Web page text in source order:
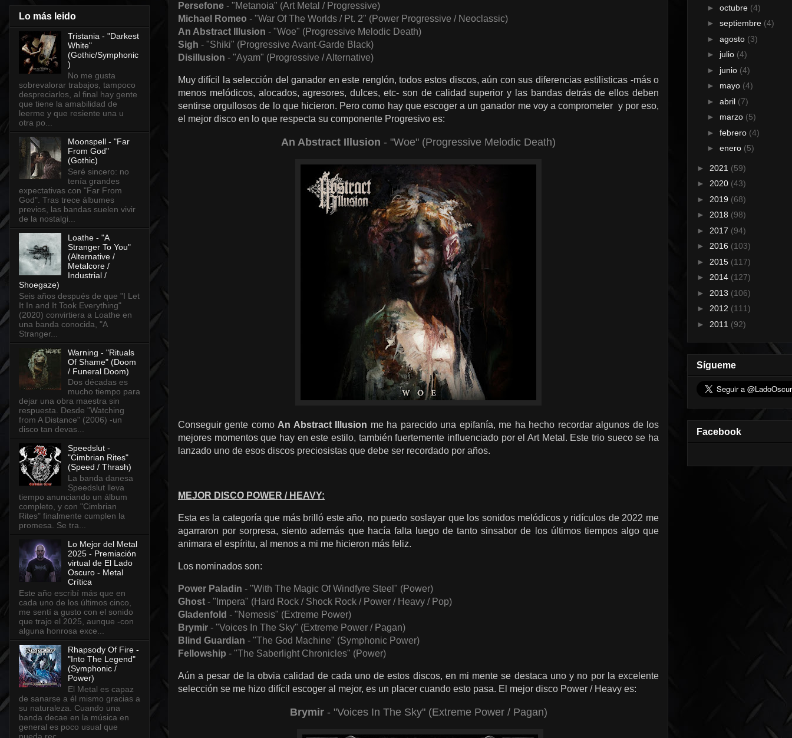
Persefone - "Metanoia" (Art Metal / Progressive)
Michael Romeo - "War Of The Worlds / Pt. 2" (Power Progressive / Neoclassic)
An Abstract Illusion - "Woe" (Progressive Melodic Death)
Sigh - "Shiki" (Progressive Avant-Garde Black)
Disillusion - "Ayam" (Progressive / Alternative)
Muy difícil la selección del ganador en este renglón, todos estos discos, aún con sus diferencias estilisticas -más o
menos melódicos, alocados, agresores, dulces, etc- son de calidad superior y las bandas detrás de ellos deben
sentirse orgullosos de lo que hicieron. Pero como hay que escoger a un ganador me voy a comprometer y por eso,
el mejor disco en lo que respecta su componente Progresivo es:
An Abstract Illusion - "Woe" (Progressive Melodic Death)
Conseguir gente como An Abstract Illusion me ha parecido una epifanía, me ha hecho recordar algunos de los
mejores momentos que hay en este estilo, también fuertemente influenciado por el Art Metal. Este trio sueco se ha
lanzado uno de esos discos preciosistas que debe ser recordado por años.
MEJOR DISCO POWER / HEAVY:
Esta es la categoría que más brilló este año, no puedo soslayar que los sonidos melódicos y ridículos de 2022 me
agarraron por sorpresa, siento además que hacía falta luego de tanto sinsabor de los últimos tiempos algo que
animara el espíritu, al menos a mi me hicieron más feliz.
Los nominados son:
Power Paladin - "With The Magic Of Windfyre Steel" (Power)
Ghost - "Impera" (Hard Rock / Shock Rock / Power / Heavy / Pop)
Gladenfold - "Nemesis" (Extreme Power)
Brymir - "Voices In The Sky" (Extreme Power / Pagan)
Blind Guardian - "The God Machine" (Symphonic Power)
Fellowship - "The Saberlight Chronicles" (Power)
Aún a pesar de la obvia calidad de cada uno de estos discos, en mi mente se destaca uno y no por la excelente
selección se me hizo difícil escoger al mejor, es un placer cuando esto pasa. El mejor disco Power / Heavy es:
Brymir- "Voices In The Sky" (Extreme Power / Pagan)
Lo más leido
Tristania - "Darkest
White"
(Gothic/Symphonic
)
No me gusta
sobrevalorar trabajos, tampoco
despreciarlos, al final hay gente
que tiene la amabilidad de
leerme y que resiente una u
otra po...
Moonspell - "Far
From God"
(Gothic)
Seré sincero: no
tenía grandes
expectativas con "Far From
God". Tras trece álbumes
previos, las bandas suelen vivir
de la nostalgi...
Loathe - "A
Stranger To You"
(Alternative /
Metalcore /
Industrial /
Shoegaze)
Seis años después de que "I Let
It In and It Took Everything"
(2020) convirtiera a Loathe en
una banda conocida, "A
Stranger...
Warning - "Rituals
Of Shame" (Doom
/ Funeral Doom)
Dos décadas es
mucho tiempo para
dejar una obra maestra sin
respuesta. Desde "Watching
from A Distance" (2006) -un
disco tan devas...
Speedslut -
"Cimbrian Rites"
(Speed / Thrash)
La banda danesa
Speedslut lleva
tiempo anunciando un álbum
completo, y con "Cimbrian
Rites" finalmente cumplen la
promesa. Se tra...
Lo Mejor del Metal
2025 - Premiación
virtual de El Lado
Oscuro - Metal
Crítica
Este año escribí más que en
cada uno de los últimos cinco,
me sentí a gusto con el sonido
que trajo el 2025, aunque -con
alguna honrosa exce...
Rhapsody Of Fire -
"Into The Legend"
(Symphonic /
Power)
El Metal es capaz
de sanarse a él mismo gracias a
su naturaleza. Cuando una
banda decae en la música en
general es poco usual que
pueda rec...
► octubre (4)
► septiembre (4)
► agosto (3)
► julio (4)
► junio (4)
► mayo (4)
► abril (7)
► marzo (5)
► febrero (4)
► enero (5)
► 2021 (59)
► 2020 (43)
► 2019 (68)
► 2018 (98)
► 2017 (94)
► 2016 (103)
► 2015 (117)
► 2014 (127)
► 2013 (106)
► 2012 (111)
► 2011 (92)
Sígueme
Facebook